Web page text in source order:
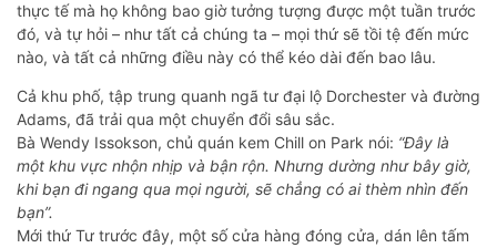
thực tế mà họ không bao giờ tưởng tượng được một tuần trước
đó, và tự hỏi – như tất cả chúng ta – mọi thứ sẽ tồi tệ đến mức
nào, và tất cả những điều này có thể kéo dài đến bao lâu.
Cả khu phố, tập trung quanh ngã tư đại lộ Dorchester và đường
Adams, đã trải qua một chuyển đổi sâu sắc.
Bà Wendy Issokson, chủ quán kem Chill on Park nói: “Đây là
một khu vực nhộn nhịp và bận rộn. Nhưng dường như bây giờ,
khi bạn đi ngang qua mọi người, sẽ chẳng có ai thèm nhìn đến
bạn”.
Mới thứ Tư trước đây, một số cửa hàng đóng cửa, dán lên tấm